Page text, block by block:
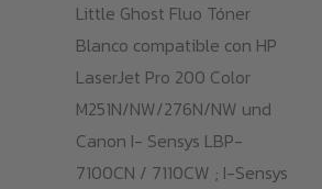
Little Ghost Fluo Tóner
Blanco compatible con HP
LaserJet Pro 200 Color
M251N/NW/276N/NW und
Canon I- Sensys LBP-
7100CN / 7110CW ; I-Sensys